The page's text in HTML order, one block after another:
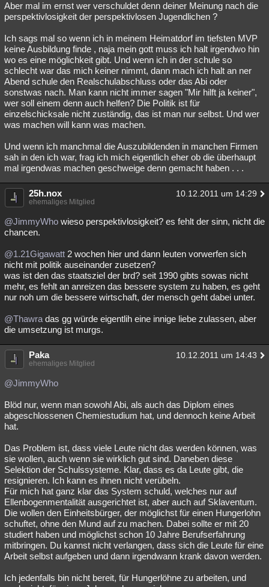
Aber mal im ernst wer verschuldet denn deiner Meinung nach die
perspektivlosigkeit der perspektivlosen Jugendlichen ?
Ich sags mal so wenn ich in meinem Heimatdorf im tiefsten MVP
keine Ausbildung finde , naja mein gott muss ich halt irgendwo hin
wo es eine möglichkeit gibt. Und wenn ich in der schule so
schlecht war das mich keiner nimmt, dann mach ich halt an ner
Abend schule den Realschulabschluss oder das Abi oder
sonstwas nach. Man kann nicht immer sagen "Mir hilft ja keiner",
wer soll einem denn auch helfen? Die Politik ist für
einzelschicksale nicht zuständig, das ist man nur selbst. Und wer
was machen will kann was machen.
Und wenn ich manchmal die Auszubildenden in manchen Firmen
sah in den ich war, frag ich mich eigentlich eher ob die überhaupt
mal irgendwas machen geschweige denn gemacht haben . . .
25h.nox 10.12.2011 um 14:29
ehemaliges Mitglied
@JimmyWho wieso perspektivlosigkeit? es fehlt der sinn, nicht die
chancen.
@1.21Gigawatt 2 wochen hier und dann leuten vorwerfen sich
nicht mit politik auseinander zusetzen?
was ist den das staatsziel der brd? seit 1990 gibts sowas nicht
mehr, es fehlt an anreizen das bessere system zu haben, es geht
nur noh um die bessere wirtschaft, der mensch geht dabei unter.
@Thawra das gg würde eigentlih eine innige liebe zulassen, aber
die umsetzung ist murgs.
Paka 10.12.2011 um 14:43
ehemaliges Mitglied
@JimmyWho
Blöd nur, wenn man sowohl Abi, als auch das Diplom eines
abgeschlossenen Chemiestudium hat, und dennoch keine Arbeit
hat.
Das Problem ist, dass viele Leute nicht das werden können, was
sie wollen, auch wenn sie wirklich gut sind. Daneben diese
Selektion der Schulssysteme. Klar, dass es da Leute gibt, die
resignieren. Ich kann es ihnen nicht verübeln.
Für mich hat ganz klar das System schuld, welches nur auf
Ellenbogenmentalität ausgerichtet ist, aber auch auf Sklaventum.
Die wollen den Einheitsbürger, der möglichst für einen Hungerlohn
schuftet, ohne den Mund auf zu machen. Dabei sollte er mit 20
studiert haben und möglichst schon 10 Jahre Berufserfahrung
mitbringen. Du kannst nicht verlangen, dass sich die Leute für eine
Arbeit selbst aufgeben und dann irgendwann krank davon werden.
Ich jedenfalls bin nicht bereit, für Hungerlöhne zu arbeiten, und